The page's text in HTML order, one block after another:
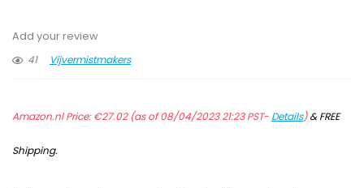
Add your review
41
Vijvermistmakers
Amazon.nl Price:€27.02(as of 08/04/2023 21:23 PST- Details)&FREE
Shipping.